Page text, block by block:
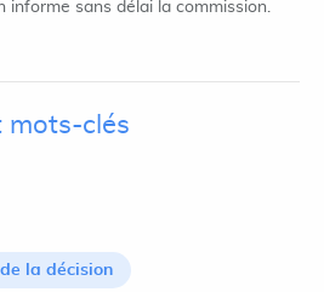
informe sans délai la commission.
mots-clés
la décision